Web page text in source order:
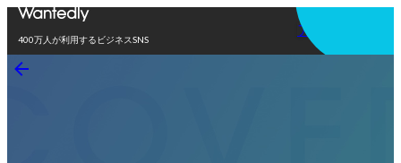
400万人が利用するビジネスSNS
アプリを使う